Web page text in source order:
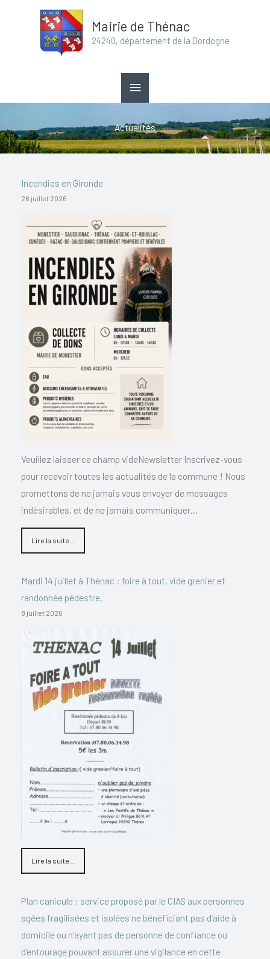
Mairie de Thénac
24240, département de la Dordogne
principal
Actualités
Incendies en Gironde
26 juillet 2026
Veuillez laisser ce champ videNewsletter Inscrivez-vous
pour recevoir toutes les actualités de la commune ! Nous
promettons de ne jamais vous envoyer de messages
indésirables, et de ne jamais communiquer…
Lire la suite...
Mardi 14 juillet à Thénac : foire à tout, vide grenier et
randonnée pédestre.
8 juillet 2026
Lire la suite...
Plan canicule : service proposé par le CIAS aux personnes
agées fragilisées et isolées ne bénéficiant pas d’aide à
domicile ou n’ayant pas de personne de confiance ou
d’entourage pouvant assurer une vigilance en cette